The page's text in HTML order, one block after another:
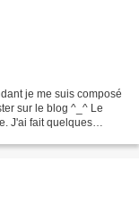
je me suis composé
sur le blog ^_^ Le
J'ai fait quelques